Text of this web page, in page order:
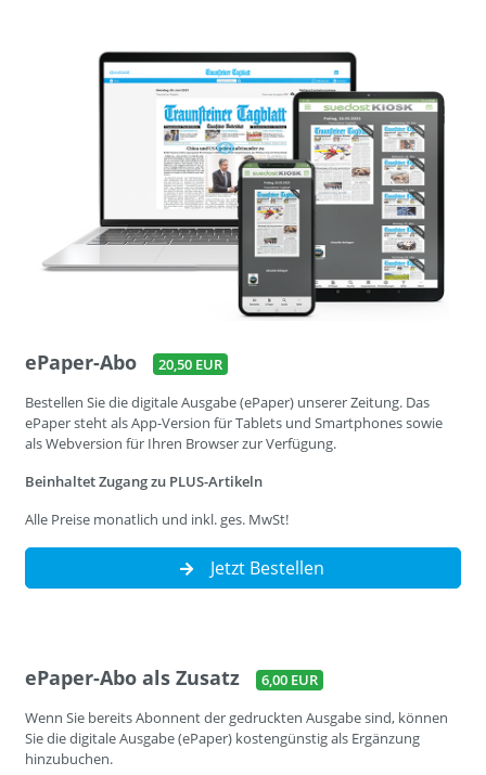
ePaper-Abo
20,50 EUR
Bestellen Sie die digitale Ausgabe (ePaper) unserer Zeitung. Das
ePaper steht als App-Version für Tablets und Smartphones sowie
als Webversion für Ihren Browser zur Verfügung.
Beinhaltet Zugang zu PLUS-Artikeln
Alle Preise monatlich und inkl. ges. MwSt!
Jetzt Bestellen
ePaper-Abo als Zusatz
6,00 EUR
Wenn Sie bereits Abonnent der gedruckten Ausgabe sind, können
Sie die digitale Ausgabe (ePaper) kostengünstig als Ergänzung
hinzubuchen.